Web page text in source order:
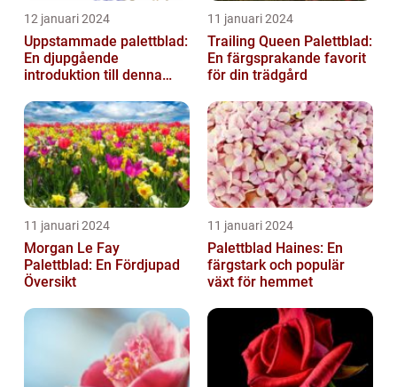
12 januari 2024
Uppstammade palettblad:
En djupgående
introduktion till denna
11 januari 2024
Trailing Queen Palettblad:
En färgsprakande favorit
för din trädgård
11 januari 2024
Morgan Le Fay
Palettblad: En Fördjupad
Översikt
11 januari 2024
Palettblad Haines: En
färgstark och populär
växt för hemmet